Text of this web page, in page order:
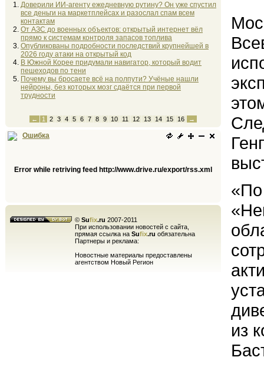
Доверили ИИ-агенту ежедневную рутину? Он уже спустил
все деньги на маркетплейсах и разослал спам всем
контактам
От АЗС до военных объектов: открытый интернет вёл
прямо к системам контроля запасов топлива
Опубликованы подробности последствий крупнейшей в
2026 году атаки на открытый код
В Южной Корее придумали навигатор, который водит
пешеходов по тени
Почему вы бросаете всё на полпути? Учёные нашли
нейроны, без которых мозг сдаётся при первой
трудности
← 1 2 3 4 5 6 7 8 9 10 11 12 13 14 15 16 →
Ошибка
Error while retriving feed http://www.drive.ru/export/rss.xml
© Sufix.ru 2007-2011
При использовании новостей с сайта,
прямая ссылка на Sufix.ru обязательна
Партнеры и реклама:
Новостные материалы предоставлены
агентством Новый Регион
«По
из